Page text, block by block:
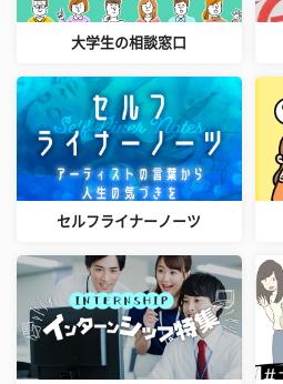
大学生の相談窓口
セルフライナーノーツ